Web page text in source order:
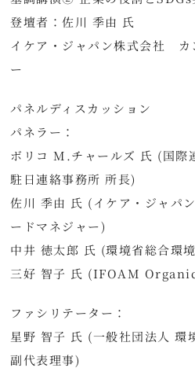
登壇者：佐川 季由 氏
イケア・ジャパン株式会社 カ
ー
パネルディスカッション
パネラー：
ボリコ M.チャールズ 氏 (国際
駐日連絡事務所 所長)
佐川 季由 氏 (イケア・ジャパ
ードマネジャー)
中井 徳太郎 氏 (環境省総合環
三好 智子 氏 (IFOAM
ファシリテーター：
星野 智子 氏 (一般社団法人 環
副代表理事)